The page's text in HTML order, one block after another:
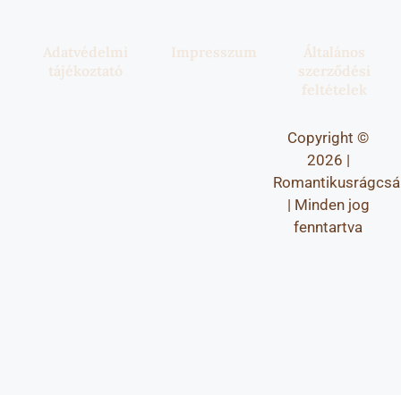
Adatvédelmi
tájékoztató
Impresszum
Általános
szerződési
feltételek
Copyright ©
2026 |
| Minden jog
fenntartva